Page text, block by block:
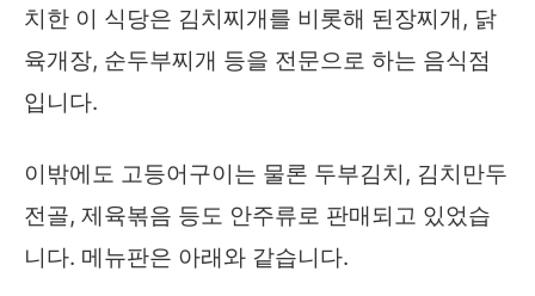
치한 이 식당은 김치찌개를 비롯해 된장찌개, 닭
육개장, 순두부찌개 등을 전문으로 하는 음식점
입니다.
이밖에도 고등어구이는 물론 두부김치, 김치만두
전골, 제육볶음 등도 안주류로 판매되고 있었습
니다. 메뉴판은 아래와 같습니다.